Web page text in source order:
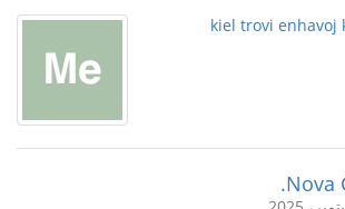
kiel trovi enhavoj
Nova